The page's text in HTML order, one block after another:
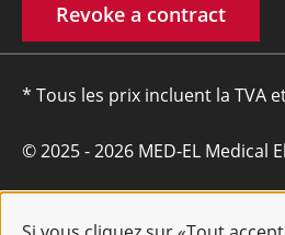
Revoke a contract
* Tous les prix incluent la TVA
© 2025 - 2026 MED-EL Medical